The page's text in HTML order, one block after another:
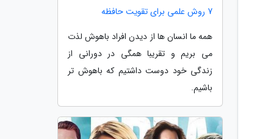
7 روش علمی برای تقویت حافظه
همه ما انسان ها از دیدن افراد باهوش لذت
می بریم و تقریبا همگی در دورانی از
زندگی خود دوست داشتیم که باهوش تر
باشیم.